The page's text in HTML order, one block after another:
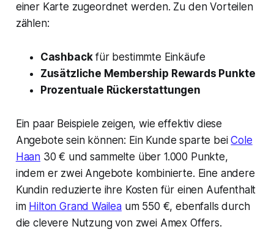
einer Karte zugeordnet werden. Zu den Vorteilen
zählen:
Cashbackfür bestimmte Einkäufe
Zusätzliche Membership Rewards Punkte
Prozentuale Rückerstattungen
Ein paar Beispiele zeigen, wie effektiv diese
Angebote sein können: Ein Kunde sparte beiCole
Haan 30 € und sammelte über 1.000 Punkte,
indem er zwei Angebote kombinierte. Eine andere
Kundin reduzierte ihre Kosten für einen Aufenthalt
im Hilton Grand Waileaum 550 €, ebenfalls durch
die clevere Nutzung von zwei Amex Offers.